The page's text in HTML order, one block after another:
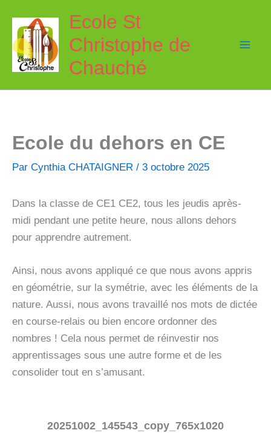
contenu
Ecole St
Christophe de
Chauché
Ecole du dehors en CE
Par Cynthia CHATAIGNER / 3 octobre 2025
Dans la classe de CE1 CE2, tous les jeudis après-
midi pendant une petite heure, nous allons dehors
pour apprendre autrement.
Ainsi, nous avons appliqué ce que nous avons appris
en géométrie, sur la symétrie, avec les éléments de la
nature. Aussi, nous avons travaillé nos mots de dictée
en course-relais ou bien encore ordonner des
nombres ! Cela nous permet de réinvestir nos
apprentissages sous une autre forme et de les
consolider tout en s’amusant.
20251002_145543_copy_765x1020